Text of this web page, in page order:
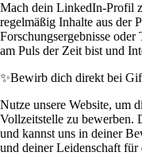
Mach dein LinkedIn-Profil
regelmäßig Inhalte aus der
Forschungsergebnisse
am Puls der Zeit bist und
✨Bewirb dich direkt bei
Nutze unsere Website, um
Vollzeitstelle zu bewerben.
und kannst uns in deiner
und deiner Leidenschaft für